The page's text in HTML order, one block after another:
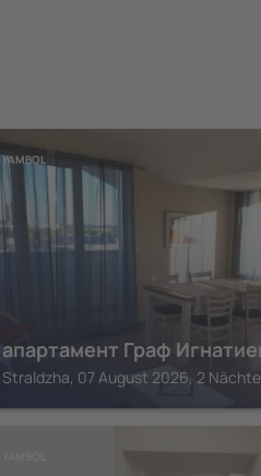
YAMBOL
апартамент Граф
Straldzha, 07 August 2026, 2 Nächte